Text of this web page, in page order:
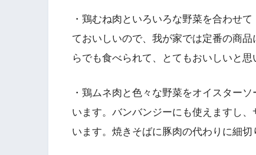
・鶏むね肉といろいろな野菜を合わせ
ておいしいので、我が家では定番の商
らでも食べられて、とてもおいしいと思
・鶏ムネ肉と色々な野菜をオイスター
います。バンバンジーにも使えますし
います。焼きそばに豚肉の代わりに細